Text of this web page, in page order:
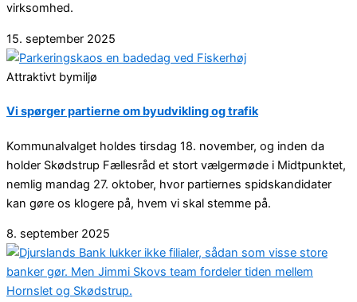
virksomhed.
15. september 2025
Attraktivt bymiljø
Vi spørger partierne om byudvikling og trafik
Kommunalvalget holdes tirsdag 18. november, og inden da
holder Skødstrup Fællesråd et stort vælgermøde i Midtpunktet,
nemlig mandag 27. oktober, hvor partiernes spidskandidater
kan gøre os klogere på, hvem vi skal stemme på.
8. september 2025